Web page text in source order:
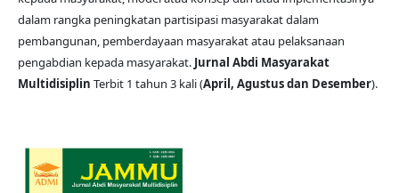
dalam rangka peningkatan partisipasi masyarakat dalam
pembangunan, pemberdayaan masyarakat atau pelaksanaan
pengabdian kepada masyarakat. Jurnal Abdi Masyarakat
Multidisiplin Terbit 1 tahun 3 kali (April, Agustus dan Desember).